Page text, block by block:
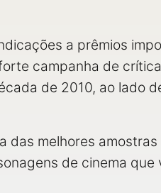
a prêmios
campanha de
de 2010, ao lado
das melhores
de cinema